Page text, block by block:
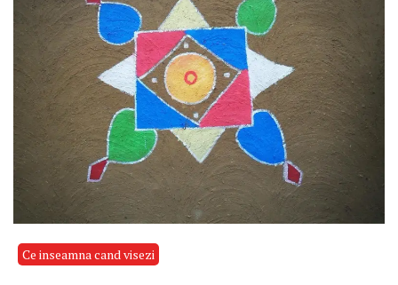
Ce inseamna cand visezi